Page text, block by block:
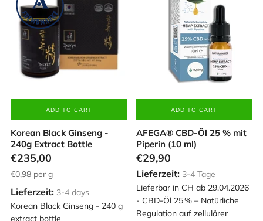
ADD TO CART
Korean Black Ginseng -
240g Extract Bottle
Korean Black Ginseng - 240 g
€235,00
€0,98 per g
Lieferzeit: 3-4 days
ADD TO CART
AFEGA® CBD-Öl 25 % mit
Piperin (10 ml)
Lieferbar in CH ab 29.04.2026
- CBD-Öl 25 % – Natürliche
Regulation auf zellulärer
€29,90
Lieferzeit: 3-4 Tage